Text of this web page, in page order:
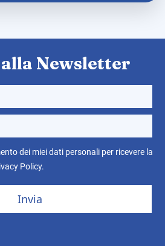
Newsletter
dei miei dati personali per ricevere la
Policy.
Invia